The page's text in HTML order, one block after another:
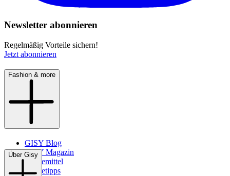
Newsletter abonnieren
Regelmäßig Vorteile sichern!
Jetzt abonnieren
Fashion & more
GISY Blog
GISY Magazin
Pflegemittel
Pflegetipps
Über Gisy